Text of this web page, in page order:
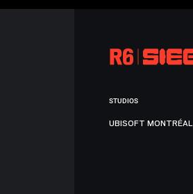
STUDIOS
UBISOFT MONTRÉAL